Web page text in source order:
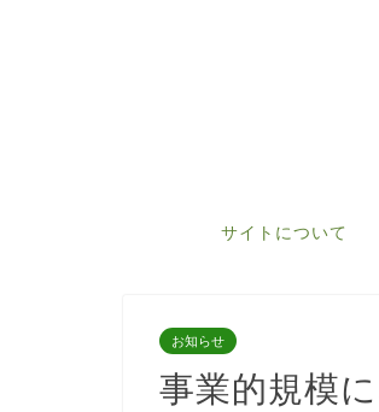
サイトについて
お知らせ
事業的規模